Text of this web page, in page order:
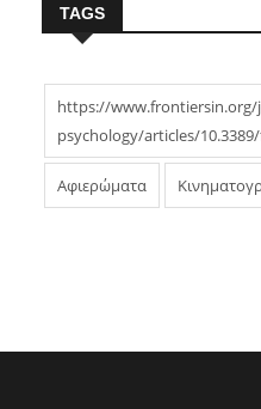
TAGS
https://
psychology/articles/
Αφιερώματα